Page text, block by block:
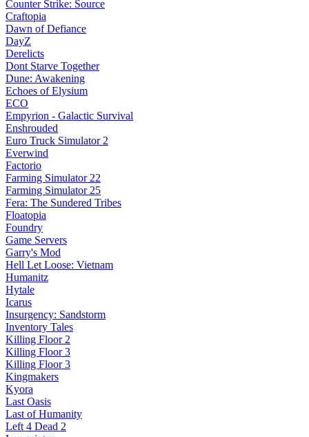
Counter Strike: Source
Craftopia
Dawn of Defiance
DayZ
Derelicts
Dont Starve Together
Dune: Awakening
Echoes of Elysium
ECO
Empyrion - Galactic Survival
Enshrouded
Euro Truck Simulator 2
Everwind
Factorio
Farming Simulator 22
Farming Simulator 25
Fera: The Sundered Tribes
Floatopia
Foundry
Game Servers
Garry's Mod
Hell Let Loose: Vietnam
Humanitz
Hytale
Icarus
Insurgency: Sandstorm
Inventory Tales
Killing Floor 2
Killing Floor 3
Killing Floor 3
Kingmakers
Kyora
Last Oasis
Last of Humanity
Left 4 Dead 2